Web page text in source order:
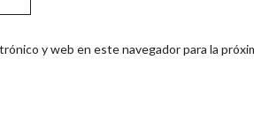
y web en este navegador para la